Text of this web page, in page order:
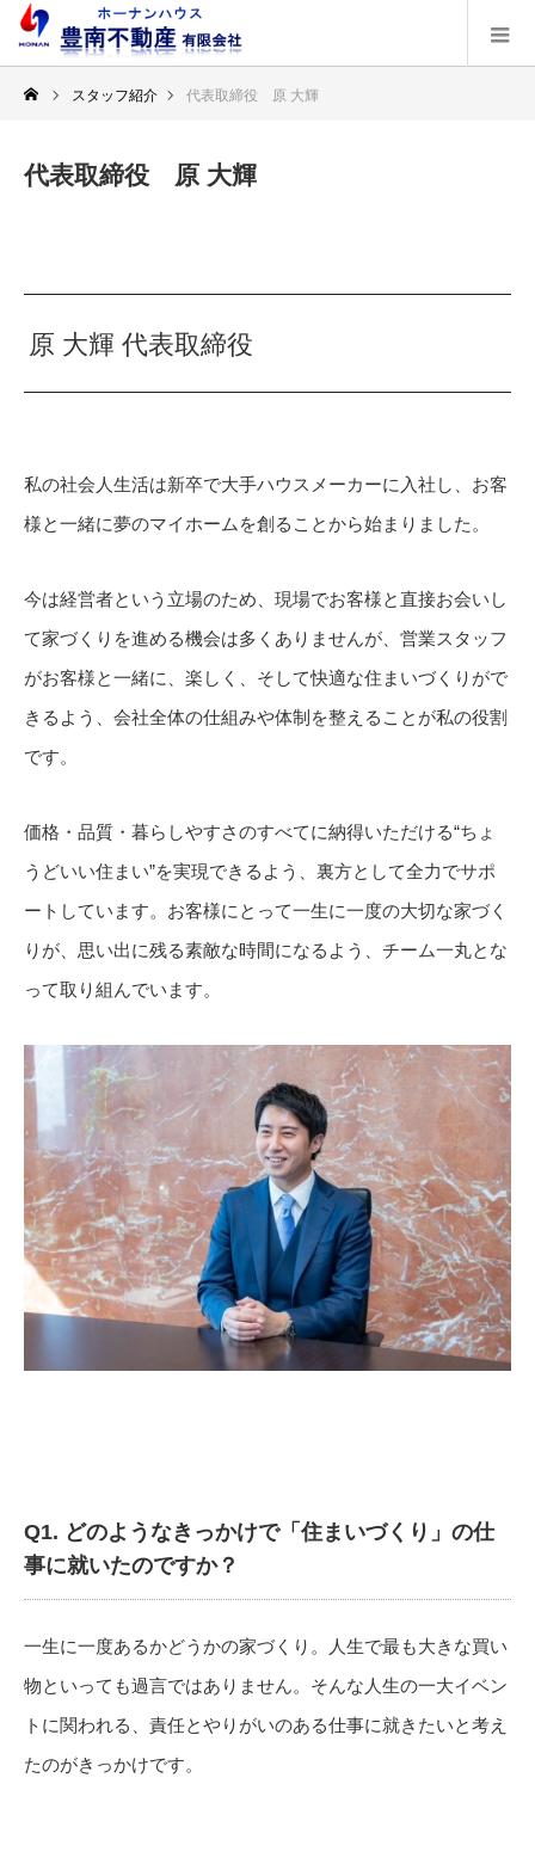
スタッフ紹介 代表取締役 原 大輝
代表取締役 原 大輝
原 大輝 代表取締役
私の社会人生活は新卒で大手ハウスメーカーに入社し、お客
様と一緒に夢のマイホームを創ることから始まりました。
今は経営者という立場のため、現場でお客様と直接お会いし
て家づくりを進める機会は多くありませんが、営業スタッフ
がお客様と一緒に、楽しく、そして快適な住まいづくりがで
きるよう、会社全体の仕組みや体制を整えることが私の役割
です。
価格・品質・暮らしやすさのすべてに納得いただける“ちょ
うどいい住まい”を実現できるよう、裏方として全力でサポ
ートしています。お客様にとって一生に一度の大切な家づく
りが、思い出に残る素敵な時間になるよう、チーム一丸とな
って取り組んでいます。
Q1. どのようなきっかけで「住まいづくり」の仕
事に就いたのですか？
一生に一度あるかどうかの家づくり。
人生で最も大きな買い
物といっても過言ではありません。 そんな人生の一大イベン
トに関われる、 責任とやりがいのある仕事に就きたいと考え
たのがきっかけです。